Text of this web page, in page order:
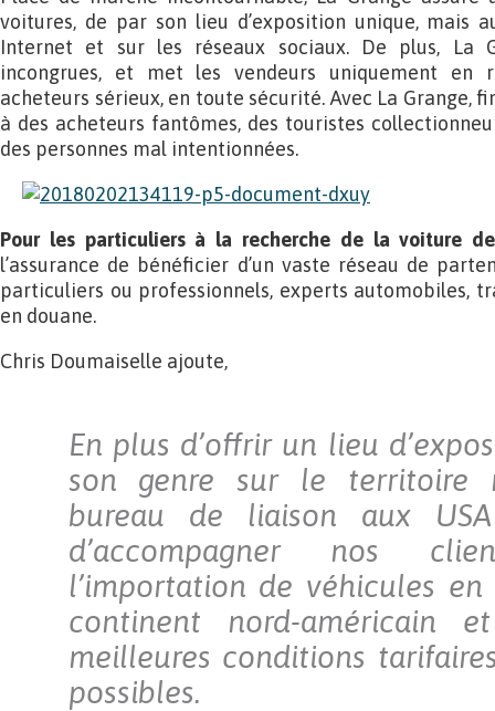
voitures, de par son lieu d’exposition unique, mais
Internet et sur les réseaux sociaux. De plus, La
incongrues, et met les vendeurs uniquement en
acheteurs sérieux, en toute sécurité. Avec La Grange,
à des acheteurs fantômes, des touristes
des personnes mal intentionnées.
Pour les particuliers à la recherche de la voiture
l’assurance de bénéficier d’un vaste réseau de
particuliers ou professionnels, experts automobiles,
en douane.
Chris Doumaiselle ajoute,
En plus d’offrir un lieu
son genre sur le territoire
bureau de liaison aux
d’accompagner nos
l’importation de véhicules
continent nord-américain
meilleures conditions
possibles.